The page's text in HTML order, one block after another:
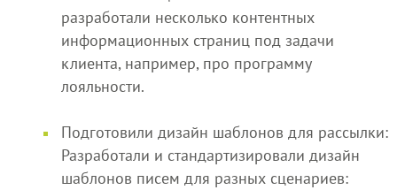
разработали несколько контентных
информационных страниц под задачи
клиента, например, про программу
лояльности.
Подготовили дизайн шаблонов для рассылки:
Разработали и стандартизировали дизайн
шаблонов писем для разных сценариев: